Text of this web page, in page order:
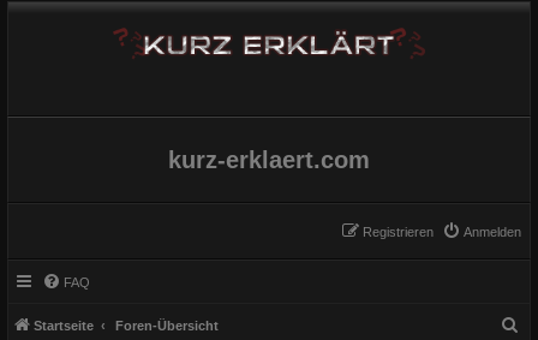
kurz-erklaert.com
Anmelden
Registrieren
FAQ
Startseite Foren-Übersicht